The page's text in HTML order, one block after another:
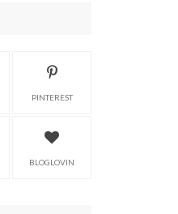
PINTEREST
BLOGLOVIN